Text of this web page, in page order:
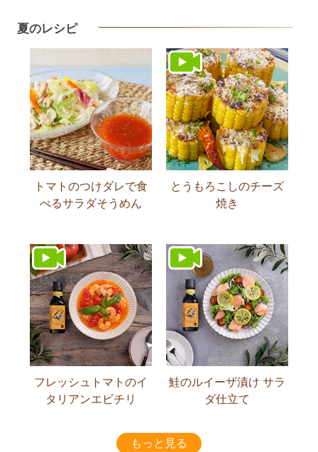
夏のレシピ
トマトのつけダレで食
べるサラダそうめん
とうもろこしのチーズ
焼き
フレッシュトマトのイ
タリアンエビチリ
鮭のルイーザ漬け サラ
ダ仕立て
もっと見る